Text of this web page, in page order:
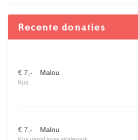
Recente donaties
€ 7,- Malou
Kus
€ 7,- Malou